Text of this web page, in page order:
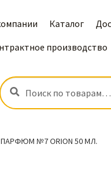
Каталог
производство
Искать:
Поиск
ПАРФЮМ №7 ORION 50 МЛ.